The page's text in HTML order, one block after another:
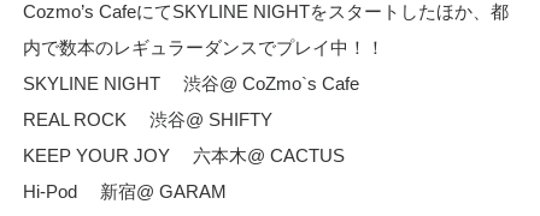
Cozmo’s CafeにてSKYLINE NIGHTをスタートしたほか、都
内で数本のレギュラーダンスでプレイ中！！
SKYLINE NIGHT 渋谷@ CoZmo`s Cafe
REAL ROCK 渋谷@ SHIFTY
KEEP YOUR JOY 六本木@ CACTUS
Hi-Pod 新宿@ GARAM